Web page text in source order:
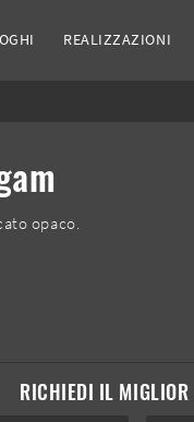
REALIZZAZIONI
opaco.
RICHIEDI IL MIGLIOR